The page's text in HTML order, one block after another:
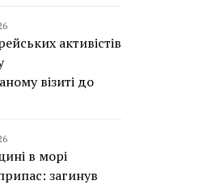
активістів
візиті до
в морі
загинув